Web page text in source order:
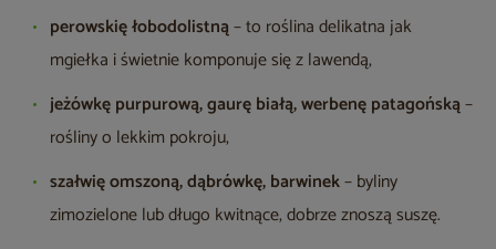
perowskię łobodolistną– to roślina delikatna jak
mgiełka i świetnie komponuje się z lawendą,
jeżówkę purpurową, gaurę białą, werbenę patagońską–
rośliny o lekkim pokroju,
szałwię omszoną, dąbrówkę, barwinek– byliny
zimozielone lub długo kwitnące, dobrze znoszą suszę.